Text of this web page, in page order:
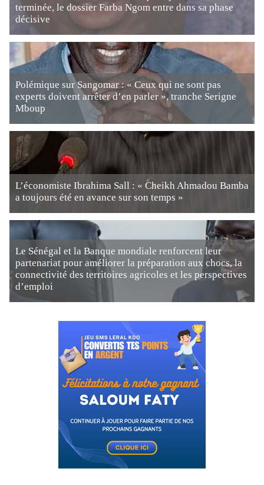
terminée, le dossier Farba Ngom entre dans sa phase
décisive
Polémique sur Sangomar : « Ceux qui ne sont pas
experts doivent arrêter d’en parler », tranche Serigne
Mboup
L’économiste Ibrahima Sall : « Cheikh Ahmadou Bamba
a toujours été en avance sur son temps »
Le Sénégal et la Banque mondiale renforcent leur
partenariat pour améliorer la préparation aux chocs, la
connectivité des territoires agricoles et les perspectives
d’emploi